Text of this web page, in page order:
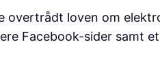
loven om
Facebook-sider samt